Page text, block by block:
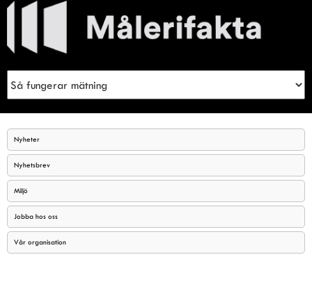
Meny
Nyheter
Nyhetsbrev
Miljö
Jobba hos oss
Vår organisation
Sök